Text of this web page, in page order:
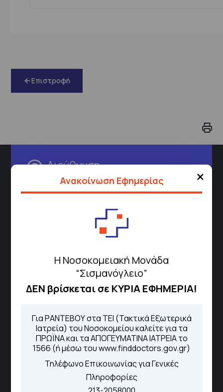
×
Ανακοίνωση Εφημερίας
Η Νοσοκομειακή Μονάδα
“Σισμανόγλειο”
ΔΕΝ βρίσκεται σε ΚΥΡΙΑ ΕΦΗΜΕΡΙΑ!
Για ΡΑΝΤΕΒΟΥ στα ΤΕΙ (Τακτικά Εξωτερικά
Ιατρεία) του Νοσοκομείου καλείτε για τα
ΠΡΩΪΝΑ και τα ΑΠΟΓΕΥΜΑΤΙΝΑ ΙΑΤΡΕΙΑ το
1566 (ή μέσω του www.finddoctors.gov.gr)
Τηλέφωνο Επικοινωνίας για Γενικές
Πληροφορίες
Επιστροφή
Διεύθυνση
Σισμανόγλειου 1,
Περιοχής
Τηλέφωνα για Ραντεβού
Για τα πρωινά και τα απογευματινά
ιατρεία:
Από τον ιστότοποeΡαντεβού
Καλώντας στην φωνητική πύλη του
Μέσω της εφαρμογής "MyHealth